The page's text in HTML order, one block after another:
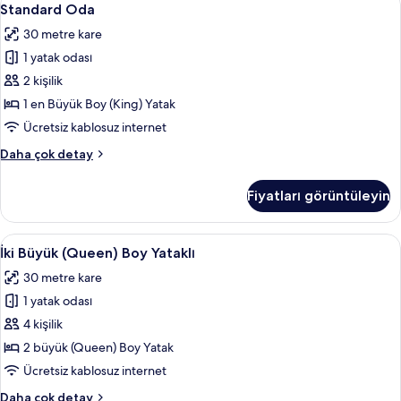
fotoğrafları
görün
Boy
engellilere
uygun
küvet
hakkında
daha
fazla
detay
Oda
için
tüm
fotoğrafları
görün
4
Standard Oda
30 metre kare
1 yatak odası
2 kişilik
1 en Büyük Boy (King) Yatak
Ücretsiz kablosuz internet
Daha çok detay
Standard
fazla
detay
Fiyatları görüntüleyin
İki
Büyük
(Queen)
Boy
Yataklı
için
tüm
İki Büyük (Queen) Boy Yataklı |
4
İki Büyük (Queen) Boy Yataklı
30 metre kare
1 yatak odası
4 kişilik
2 büyük (Queen) Boy Yatak
Ücretsiz kablosuz internet
Daha çok detay
İki